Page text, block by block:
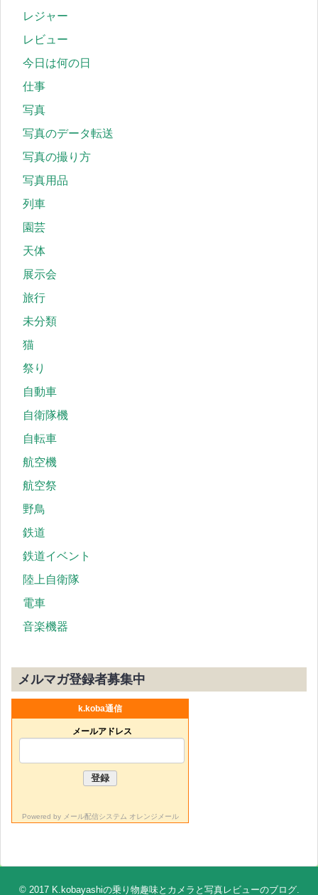
レジャー
レビュー
今日は何の日
仕事
写真
写真のデータ転送
写真の撮り方
写真用品
列車
園芸
天体
展示会
旅行
未分類
猫
祭り
自動車
自衛隊機
自転車
航空機
航空祭
野鳥
鉄道
鉄道イベント
陸上自衛隊
電車
音楽機器
メルマガ登録者募集中
k.koba通信
メールアドレス
Powered by メール配信システム オレンジメール
© 2017 K.kobayashiの乗り物趣味とカメラと写真レビューのブログ.